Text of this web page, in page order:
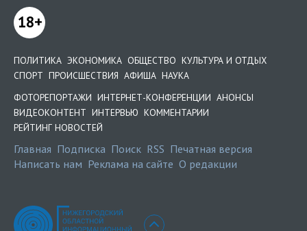
18+
ПОЛИТИКА ЭКОНОМИКА ОБЩЕСТВО КУЛЬТУРА И ОТДЫХ
СПОРТ ПРОИСШЕСТВИЯ АФИША НАУКА
ФОТОРЕПОРТАЖИ ИНТЕРНЕТ-КОНФЕРЕНЦИИ АНОНСЫ
ВИДЕОКОНТЕНТ ИНТЕРВЬЮ КОММЕНТАРИИ
РЕЙТИНГ НОВОСТЕЙ
Главная Подписка Поиск RSS Печатная версия
Написать нам Реклама на сайте О редакции